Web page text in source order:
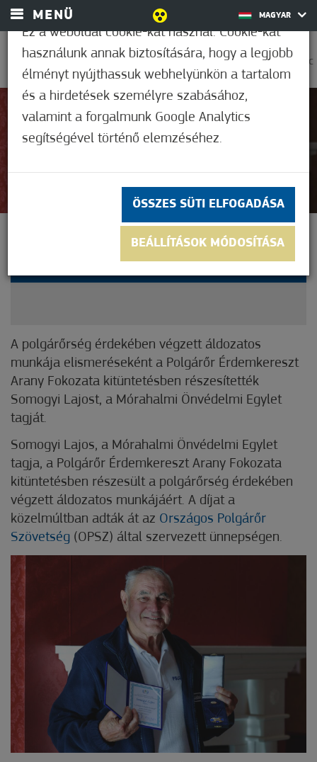
MENÜ MAGYAR
0
37,2°C
Nem értékelt
ARANY FOKOZATOT
KAPOTT SOMOGYI LAJOS
A polgárőrség érdekében végzett áldozatos
munkája elismeréseként a Polgárőr Érdemkereszt
Arany Fokozata kitüntetésben részesítették
Somogyi Lajost, a Mórahalmi Önvédelmi Egylet
tagját.
Somogyi Lajos, a Mórahalmi Önvédelmi Egylet
tagja, a Polgárőr Érdemkereszt Arany Fokozata
kitüntetésben részesült a polgárőrség érdekében
végzett áldozatos munkájáért. A díjat a
közelmúltban adták át az Országos Polgárőr
Szövetség (OPSZ) által szervezett ünnepségen.
Ez a weboldal cookie-kat használ. Cookie-kat
használunk annak biztosítására, hogy a legjobb
élményt nyújthassuk webhelyünkön a tartalom
és a hirdetések személyre szabásához,
valamint a forgalmunk Google Analytics
segítségével történő elemzéséhez.
ÖSSZES SÜTI ELFOGADÁSA
BEÁLLÍTÁSOK MÓDOSÍTÁSA